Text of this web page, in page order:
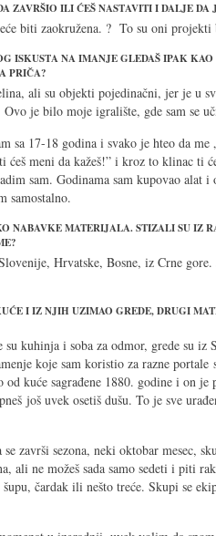
ZAVRŠIO ILI ĆEŠ NASTAVITI I DALJE DA
biti zaokružena. ? To su oni projekti
ISKUSTA NA IMANJE GLEDAŠ IPAK
PRIČA?
ali su objekti pojedinačni, jer je u
je bilo moje igralište, gde sam se
sa 17-18 godina i svako je hteo da
meni da kažeš!” i kroz to klinac ti
sam. Godinama sam kupovao alat i
samostalno.
NABAVKE MATERIJALA. STIZALI SU IZ
Hrvatske, Bosne, iz Crne
I IZ NJIH UZIMAO GREDE, DRUGI
kuhinja i soba za odmor, grede su iz
koje sam koristio za razne
od kuće sagrađene 1880. godine i on
još uvek osetiš dušu. To je sve
završi sezona, neki oktobar mesec,
ali ne možeš sada samo sedeti i piti
čardak ili nešto treće. Skupi se